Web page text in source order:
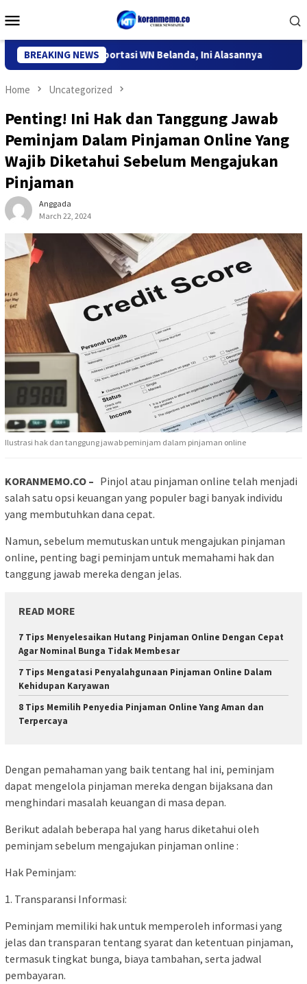
to
Menu
BREAKING NEWS
Kediri Deportasi WN Belanda, Ini Alasannya 9 Desa di
Home Uncategorized
Penting! Ini Hak dan Tanggung Jawab
Peminjam Dalam Pinjaman Online Yang
Wajib Diketahui Sebelum Mengajukan
Pinjaman
Anggada
March 22, 2024
Ilustrasi hak dan tanggung jawab peminjam dalam pinjaman online
KORANMEMO.CO – Pinjol atau pinjaman online telah menjadi
salah satu opsi keuangan yang populer bagi banyak individu
yang membutuhkan dana cepat.
Namun, sebelum memutuskan untuk mengajukan pinjaman
online, penting bagi peminjam untuk memahami hak dan
tanggung jawab mereka dengan jelas.
READ MORE
7 Tips Menyelesaikan Hutang Pinjaman Online Dengan Cepat
Agar Nominal Bunga Tidak Membesar
7 Tips Mengatasi Penyalahgunaan Pinjaman Online Dalam
Kehidupan Karyawan
8 Tips Memilih Penyedia Pinjaman Online Yang Aman dan
Terpercaya
Dengan pemahaman yang baik tentang hal ini, peminjam
dapat mengelola pinjaman mereka dengan bijaksana dan
menghindari masalah keuangan di masa depan.
Berikut adalah beberapa hal yang harus diketahui oleh
peminjam sebelum mengajukan pinjaman online :
Hak Peminjam:
1. Transparansi Informasi:
Peminjam memiliki hak untuk memperoleh informasi yang
jelas dan transparan tentang syarat dan ketentuan pinjaman,
termasuk tingkat bunga, biaya tambahan, serta jadwal
pembayaran.